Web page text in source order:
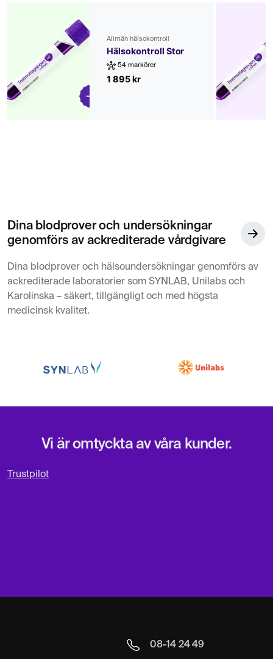
Allmän hälsokontroll
Hälsokontroll Stor
54 markörer
1 895 kr
Dina blodprover och undersökningar
genomförs av ackrediterade vårdgivare
Dina blodprover och hälsoundersökningar genomförs av
ackrediterade laboratorier som SYNLAB, Unilabs och
Karolinska – säkert, tillgängligt och med högsta
medicinsk kvalitet.
Vi är omtyckta av våra kunder.
Trustpilot
08-14 24 49